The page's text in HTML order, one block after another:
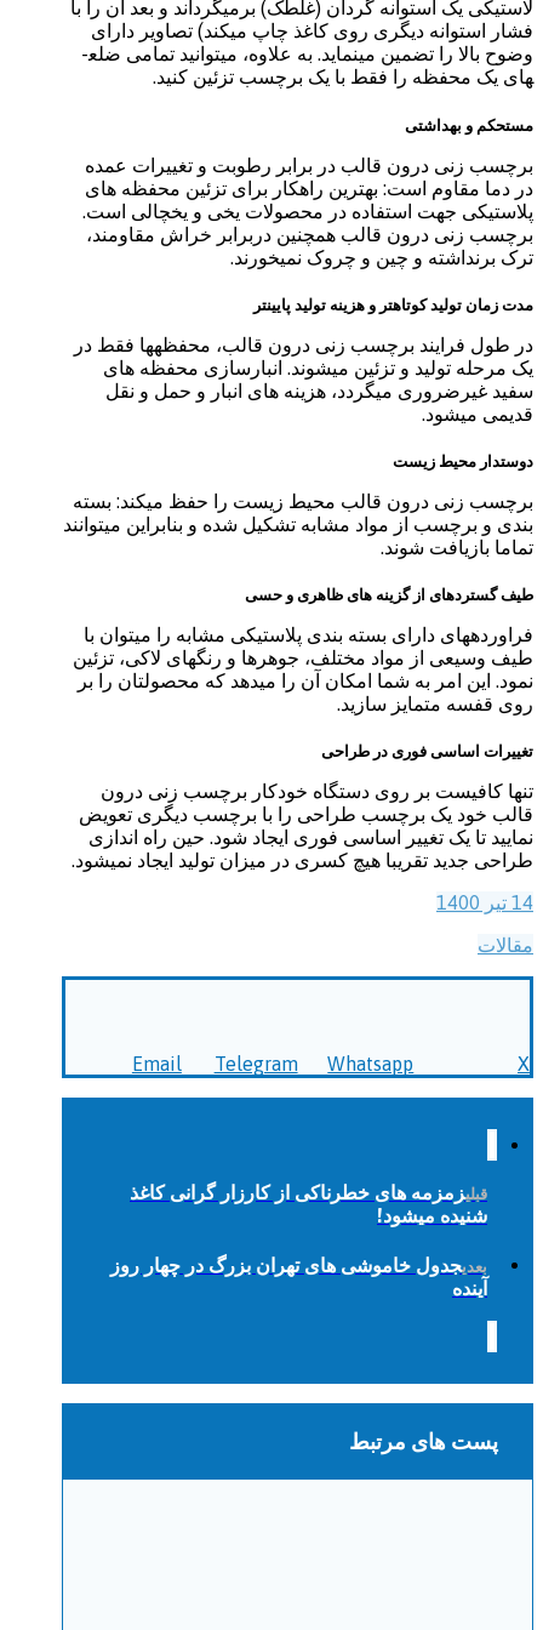
لاستیکی یک استوانه گردان (غلطک) برمی­گرداند و بعد آن را با
فشار استوانه دیگری روی کاغذ چاپ می­کند) تصاویر دارای
وضوح بالا را تضمین می­نماید. به علاوه، می­توانید تمامی ضلع­
های یک محفظه را فقط با یک برچسب تزئین کنید.
مستحکم و بهداشتی
برچسب زنی درون قالب در برابر رطوبت و تغییرات عمده
در دما مقاوم است: بهترین راهکار برای تزئین محفظه های
پلاستیکی جهت استفاده در محصولات یخی و یخچالی است.
برچسب زنی درون قالب همچنین دربرابر خراش مقاومند،
ترک برنداشته و چین و چروک نمی­خورند.
مدت زمان تولید کوتاهتر و هزینه تولید پایینتر
در طول فرایند برچسب زنی درون قالب، محفظه­ها فقط در
یک مرحله تولید و تزئین می­شوند. انبارسازی محفظه های
سفید غیرضروری می­گردد، هزینه های انبار و حمل و نقل
قدیمی می­شود.
دوست­دار محیط زیست
برچسب زنی درون قالب محیط زیست را حفظ می­کند: بسته
بندی و برچسب از مواد مشابه تشکیل شده و بنابراین می­توانند
تماما بازیافت شوند.
طیف گسترده­ای از گزینه های ظاهری و حسی
فراورده­های دارای بسته بندی پلاستیکی مشابه را می­توان با
طیف وسیعی از مواد مختلف، جوهرها و رنگ­های لاکی­، تزئین
نمود. این امر به شما امکان آن را می­دهد که محصولتان را بر
روی قفسه متمایز سازید.
تغییرات اساسی فوری در طراحی
تنها کافیست بر روی دستگاه خودکار برچسب زنی درون
قالب خود یک برچسب طراحی را با برچسب دیگری تعویض
نمایید تا یک تغییر اساسی فوری ایجاد شود. حین راه اندازی
طراحی جدید تقریبا هیچ کسری در میزان تولید ایجاد نمی­شود.
14 تیر 1400
مقالات
X
Whatsapp
Telegram
Email
قبلیزمزمه های خطرناکی از کارزار گرانی کاغذ
شنیده میشود!
بعدیجدول خاموشی های تهران بزرگ در چهار روز
آینده
پست های مرتبط